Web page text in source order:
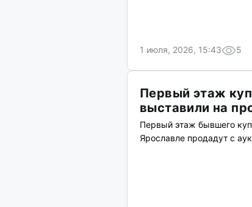
1 июля, 2026, 15:43 5
Первый этаж
выставили на
Первый этаж бывшего
Ярославле продадут с